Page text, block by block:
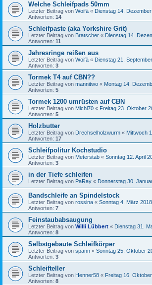
Welche Schleifpads 50mm
Letzter Beitrag von Woifä « Dienstag 14.
Antworten: 14
Schleifpaste (aka Yorkshire Grit)
Letzter Beitrag von Bratscher « Dienstag 14.
Antworten: 11
Jahresringe reißen aus
Letzter Beitrag von Woifä « Dienstag 21.
Antworten: 3
Tormek T4 auf CBN??
Letzter Beitrag von mannitwo « Montag 14.
Antworten: 5
Tormek 1200 umrüsten auf CBN
Letzter Beitrag von Michl70 « Freitag 23. Oktober
Antworten: 5
Holzbutter
Letzter Beitrag von Drechselholzwurm « Mittwoch
Antworten: 17
Schleifpolitur Kochstudio
Letzter Beitrag von Meterstab « Sonntag 12. April
Antworten: 3
in der Tiefe schleifen
Letzter Beitrag von PaRay « Donnerstag 30.
Bandschleife an Spindelstock
Letzter Beitrag von rossina « Sonntag 4. März
Antworten: 7
Feinstaubabsaugung
Letzter Beitrag von Willi Lübbert « Dienstag 31.
Antworten: 8
Selbstgebaute Schleifkörper
Letzter Beitrag von spann « Sonntag 25. Oktober
Antworten: 3
Schleifteller
Letzter Beitrag von Henner58 « Freitag 16.
Antworten: 8